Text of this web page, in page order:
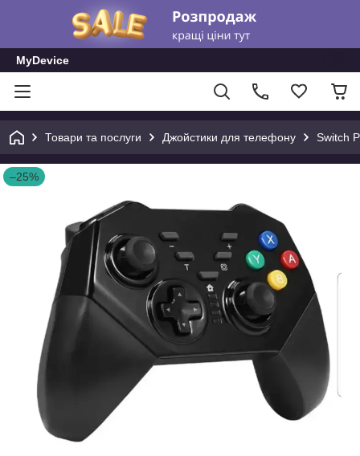
MyDevice
Товари та послуги Джойстики для телефону Switch
–25%